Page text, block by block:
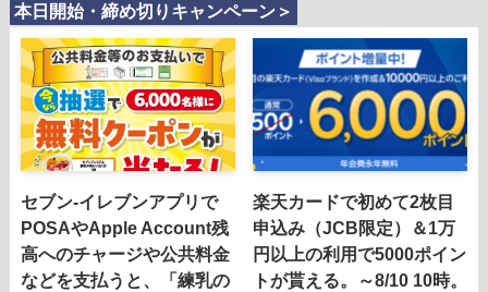
本日開始・締め切りキャンペーン＞
セブン-イレブンアプリで
POSAやApple Account残
高へのチャージや公共料金
などを支払うと、「練乳の
楽天カードで初めて2枚目
申込み（JCB限定）＆1万
円以上の利用で5000ポイン
トが貰える。～8/10 10時。